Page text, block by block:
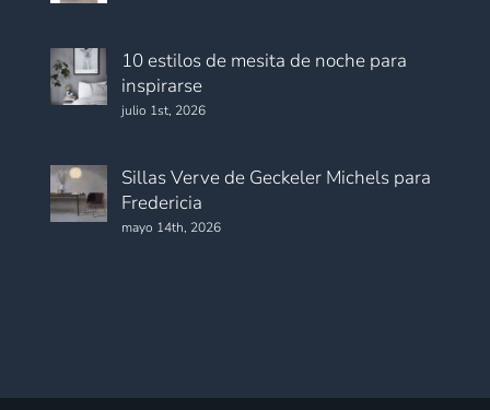
10 estilos de mesita de noche para
inspirarse
julio 1st, 2026
Sillas Verve de Geckeler Michels para
Fredericia
mayo 14th, 2026